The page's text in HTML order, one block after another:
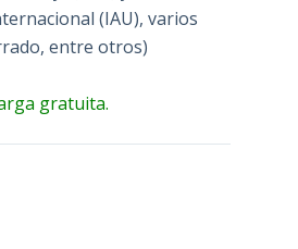
(IAU), varios
entre otros)
gratuita.